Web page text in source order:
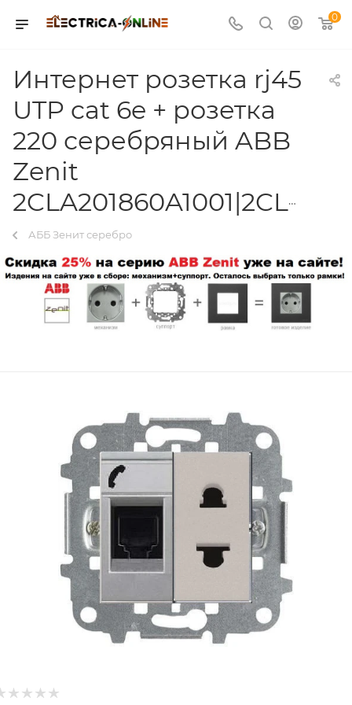
0
Интернет розетка rj45
UTP cat 6e + розетка
220 серебряный ABB
Zenit
2CLA201860A1001|2CLA213501N1301|2CLA211810N1301|2CLA227190N1001
АББ Зенит серебро